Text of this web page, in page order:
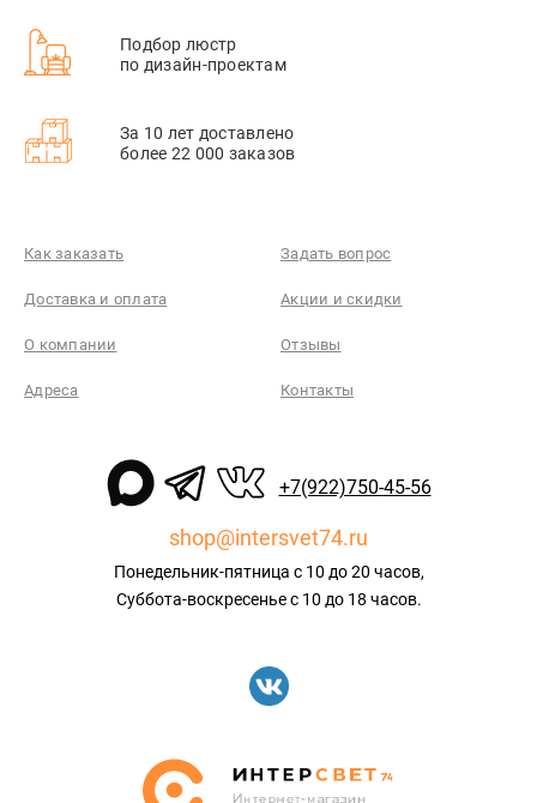
Подбор люстр
по дизайн-проектам
За 10 лет доставлено
более 22 000 заказов
Как заказать Задать вопрос
Доставка и оплата Акции и скидки
О компании Отзывы
Адреса Контакты
+7(922)750-45-56
shop@intersvet74.ru
Понедельник-пятница с 10 до 20 часов,
Суббота-воскресенье с 10 до 18 часов.